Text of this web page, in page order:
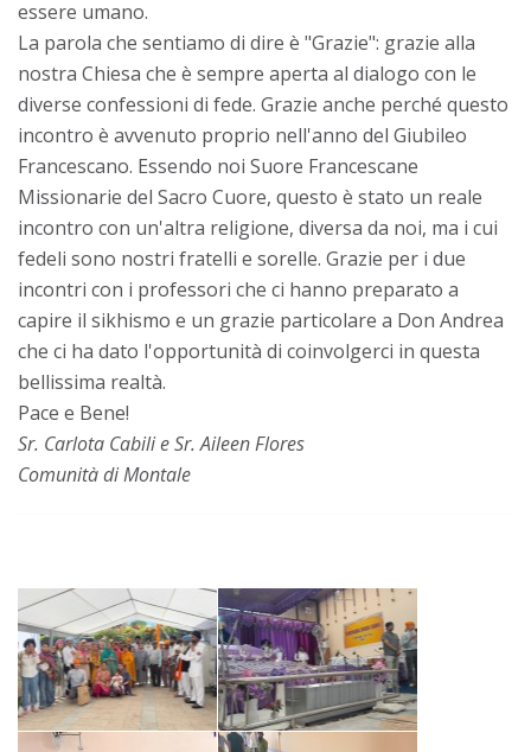
essere umano.
La parola che sentiamo di dire è "Grazie": grazie alla
nostra Chiesa che è sempre aperta al dialogo con le
diverse confessioni di fede. Grazie anche perché questo
incontro è avvenuto proprio nell'anno del Giubileo
Francescano. Essendo noi Suore Francescane
Missionarie del Sacro Cuore, questo è stato un reale
incontro con un'altra religione, diversa da noi, ma i cui
fedeli sono nostri fratelli e sorelle. Grazie per i due
incontri con i professori che ci hanno preparato a
capire il sikhismo e un grazie particolare a Don Andrea
che ci ha dato l'opportunità di coinvolgerci in questa
bellissima realtà.
Pace e Bene!
Sr. Carlota Cabili e Sr. Aileen Flores
Comunità di Montale